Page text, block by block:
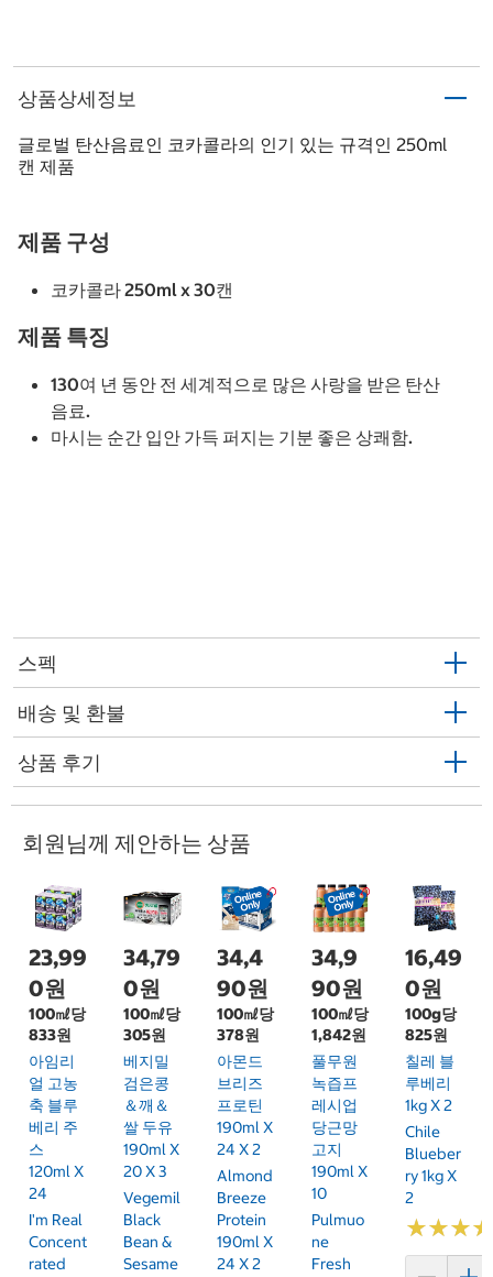
상품상세정보
글로벌 탄산음료인 코카콜라의 인기 있는 규격인 250ml
캔 제품
제품 구성
코카콜라 250ml x 30캔
제품 특징
130여 년 동안 전 세계적으로 많은 사랑을 받은 탄산
음료.
마시는 순간 입안 가득 퍼지는 기분 좋은 상쾌함.
스펙
배송 및 환불
상품 후기
회원님께 제안하는 상품
23,99
0원
100㎖당
833원
아임리
얼 고농
축 블루
베리 주
스
120ml X
24
I'm Real
Concent
Rated
34,79
0원
100㎖당
305원
베지밀
검은콩
＆깨＆
쌀 두유
190ml X
20 X 3
Vegemil
Black
Bean &
Sesame
34,4
90원
100㎖당
378원
아몬드
브리즈
프로틴
190ml X
24 X 2
Almond
Breeze
Protein
190ml X
24 X 2
34,9
90원
100㎖당
1,842원
풀무원
녹즙프
레시업
당근망
고지
190ml X
10
Pulmuo
Ne
Fresh
16,49
0원
100g당
825원
칠레 블
루베리
1kg X 2
Chile
Blueber
Ry 1kg X
2
★★★
★★★